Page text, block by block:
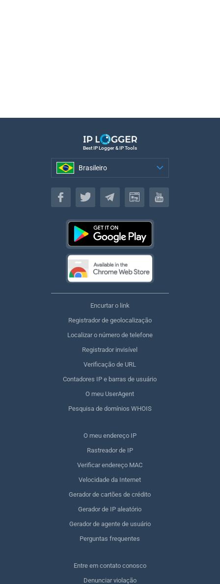
Best IP Logger & IP Tools
Brasileiro
Brasileiro
Encurtar o link
Registrador de geolocalização
Localizar o número de telefone
Registrador invisível
Verificação de URL
Contadores IP e barras de usuário
O meu UserAgent
Pesquisa de domínios WHOIS
O meu endereço IP
Rastreador de IP
Verificar endereço MAC
Velocidade da Internet
Gerador de cartões de crédito
Gerador de IP aleatório
Gerador de agente de usuário
Perguntas frequentes
Entre em contato conosco
Denunciar violação